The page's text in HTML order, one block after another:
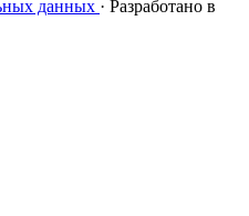
данных · Разработано в